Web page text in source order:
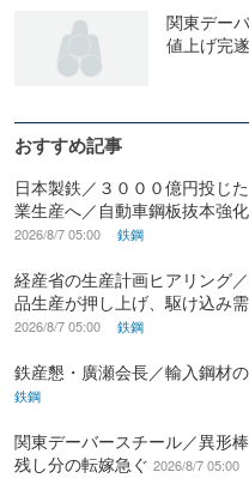
関東デー
値上げ完
おすすめ記事
日本製鉄／３０００億円投じ
業生産へ／自動車鋼板抜本強
2026/8/7 05:00 鉄鋼
経産省の生産計画ヒアリング
品生産が押し上げ、駆け込み
2026/8/7 05:00 鉄鋼
鉄産懇・廣瀬会長／輸入鋼材
鉄鋼
関東デーバースチール／異形
残し分の転嫁急ぐ 2026/8/7 05:00